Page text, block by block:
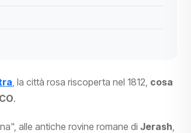
, la città rosa riscoperta nel 1812, cosa
.
alle antiche rovine romane di Jerash,